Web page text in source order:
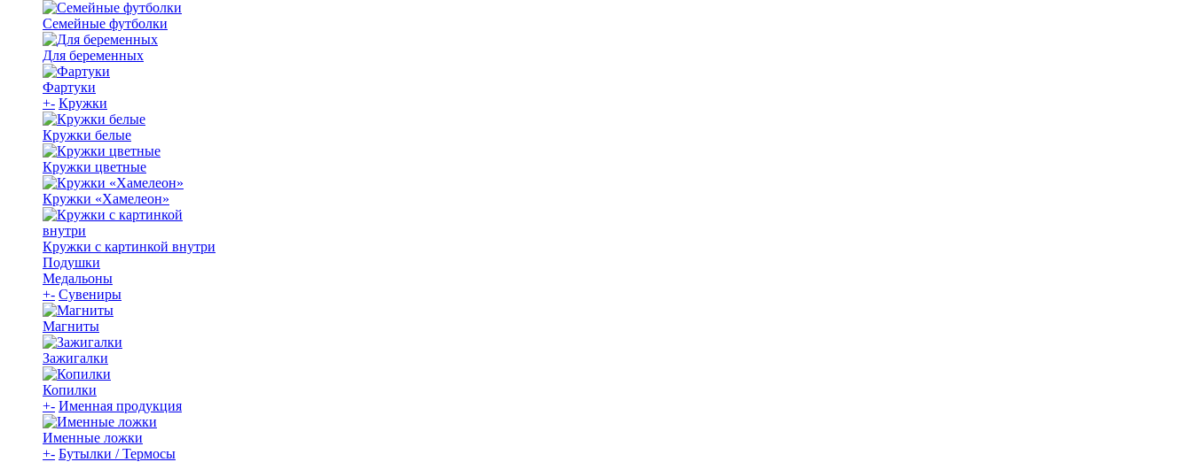
Семейные футболки
Для беременных
Фартуки
+- Кружки
Кружки белые
Кружки цветные
Кружки «Хамелеон»
Кружки с картинкой внутри
Подушки
Медальоны
+- Сувениры
Магниты
Зажигалки
Копилки
+- Именная продукция
Именные ложки
+- Бутылки / Термосы